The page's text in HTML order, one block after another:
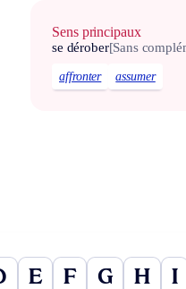
Sens principaux
se dérober[Sans
affronter assumer
E F G H I